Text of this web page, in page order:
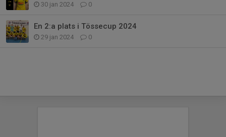
30 jan 2024 0
En 2:a plats i Tössecup 2024
29 jan 2024 0